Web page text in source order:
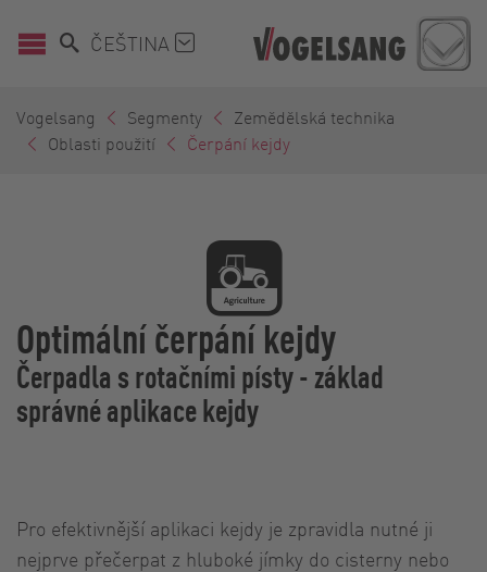
ČEŠTINA
Vogelsang Segmenty
Zemědělská technika
Oblasti použití
Čerpání kejdy
Optimální čerpání kejdy
Čerpadla s rotačními písty - základ
správné aplikace kejdy
Pro efektivnější aplikaci kejdy je zpravidla nutné ji
nejprve přečerpat z hluboké jímky do cisterny nebo